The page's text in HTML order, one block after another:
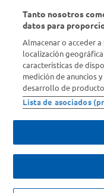
Conocenos
Info útil
Comprá Online
Tanto nosotros
datos para
Almacenar o acceder
localización
características de
medición de anuncios
desarrollo de
Lista de asociados